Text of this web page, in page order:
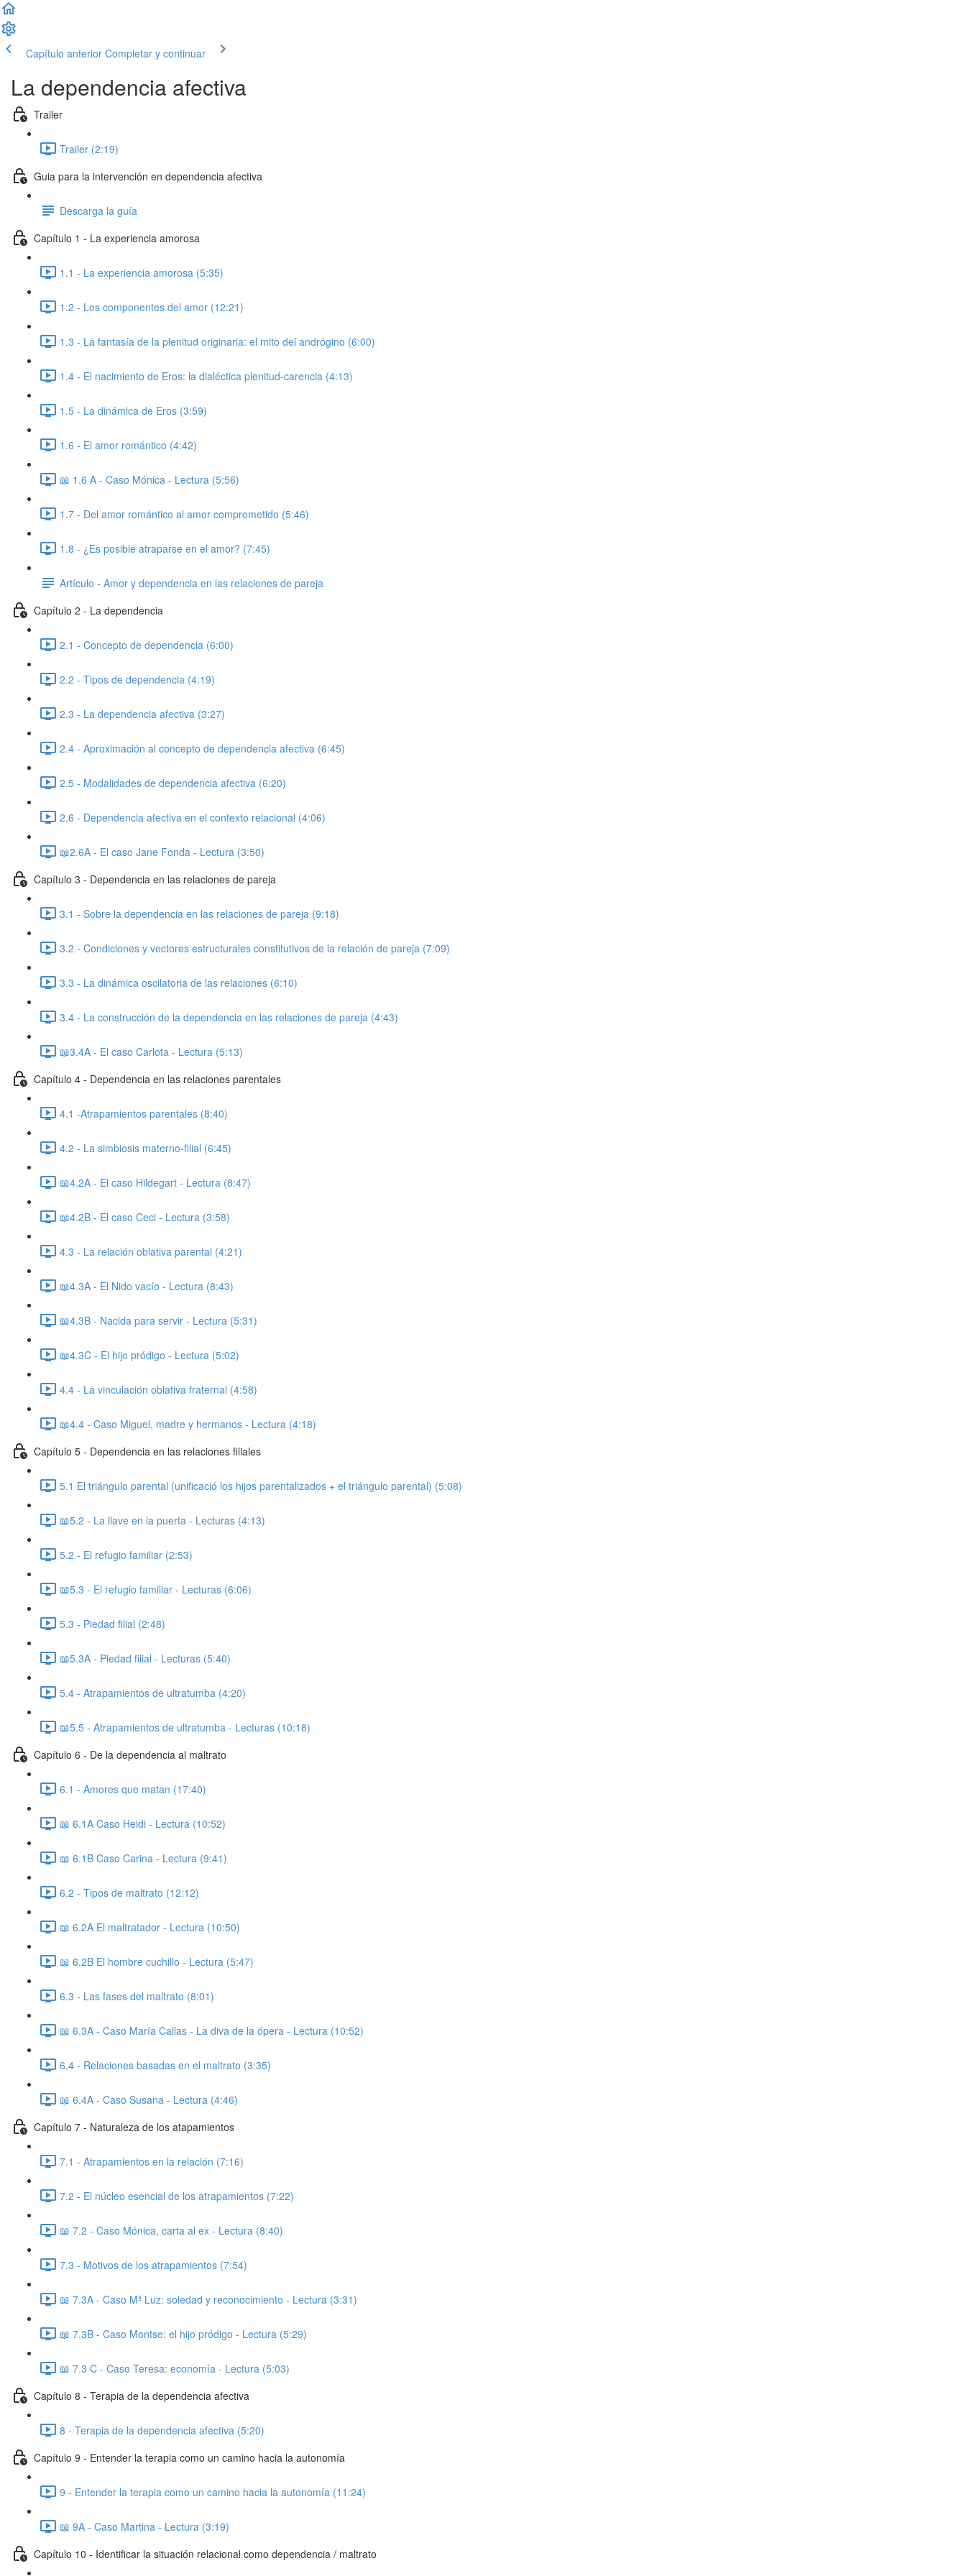
Capítulo anterior Completar y continuar
La dependencia afectiva
Trailer
Trailer (2:19)
Guia para la intervención en dependencia afectiva
Descarga la guía
Capítulo 1 - La experiencia amorosa
1.1 - La experiencia amorosa (5:35)
1.2 - Los componentes del amor (12:21)
1.3 - La fantasía de la plenitud originaria: el mito del andrógino (6:00)
1.4 - El nacimiento de Eros: la dialéctica plenitud-carencia (4:13)
1.5 - La dinámica de Eros (3:59)
1.6 - El amor romántico (4:42)
📖 1.6 A - Caso Mónica - Lectura (5:56)
1.7 - Del amor romántico al amor comprometido (5:46)
1.8 - ¿Es posible atraparse en el amor? (7:45)
Artículo - Amor y dependencia en las relaciones de pareja
Capítulo 2 - La dependencia
2.1 - Concepto de dependencia (6:00)
2.2 - Tipos de dependencia (4:19)
2.3 - La dependencia afectiva (3:27)
2.4 - Aproximación al concepto de dependencia afectiva (6:45)
2.5 - Modalidades de dependencia afectiva (6:20)
2.6 - Dependencia afectiva en el contexto relacional (4:06)
📖2.6A - El caso Jane Fonda - Lectura (3:50)
Capítulo 3 - Dependencia en las relaciones de pareja
3.1 - Sobre la dependencia en las relaciones de pareja (9:18)
3.2 - Condiciones y vectores estructurales constitutivos de la relación de pareja (7:09)
3.3 - La dinámica oscilatoria de las relaciones (6:10)
3.4 - La construcción de la dependencia en las relaciones de pareja (4:43)
📖3.4A - El caso Carlota - Lectura (5:13)
Capítulo 4 - Dependencia en las relaciones parentales
4.1 -Atrapamientos parentales (8:40)
4.2 - La simbiosis materno-filial (6:45)
📖4.2A - El caso Hildegart - Lectura (8:47)
📖4.2B - El caso Ceci - Lectura (3:58)
4.3 - La relación oblativa parental (4:21)
📖4.3A - El Nido vacío - Lectura (8:43)
📖4.3B - Nacida para servir - Lectura (5:31)
📖4.3C - El hijo pródigo - Lectura (5:02)
4.4 - La vinculación oblativa fraternal (4:58)
📖4.4 - Caso Miguel, madre y hermanos - Lectura (4:18)
Capítulo 5 - Dependencia en las relaciones filiales
5.1 El triángulo parental (unificació los hijos parentalizados + el triángulo parental) (5:08)
📖5.2 - La llave en la puerta - Lecturas (4:13)
5.2 - El refugio familiar (2:53)
📖5.3 - El refugio familiar - Lecturas (6:06)
5.3 - Piedad filial (2:48)
📖5.3A - Piedad filial - Lecturas (5:40)
5.4 - Atrapamientos de ultratumba (4:20)
📖5.5 - Atrapamientos de ultratumba - Lecturas (10:18)
Capítulo 6 - De la dependencia al maltrato
6.1 - Amores que matan (17:40)
📖 6.1A Caso Heidi - Lectura (10:52)
📖 6.1B Caso Carina - Lectura (9:41)
6.2 - Tipos de maltrato (12:12)
📖 6.2A El maltratador - Lectura (10:50)
📖 6.2B El hombre cuchillo - Lectura (5:47)
6.3 - Las fases del maltrato (8:01)
📖 6.3A - Caso María Callas - La diva de la ópera - Lectura (10:52)
6.4 - Relaciones basadas en el maltrato (3:35)
📖 6.4A - Caso Susana - Lectura (4:46)
Capítulo 7 - Naturaleza de los atapamientos
7.1 - Atrapamientos en la relación (7:16)
7.2 - El núcleo esencial de los atrapamientos (7:22)
📖 7.2 - Caso Mónica, carta al ex - Lectura (8:40)
7.3 - Motivos de los atrapamientos (7:54)
📖 7.3A - Caso Mª Luz: soledad y reconocimiento - Lectura (3:31)
📖 7.3B - Caso Montse: el hijo pródigo - Lectura (5:29)
📖 7.3 C - Caso Teresa: economía - Lectura (5:03)
Capítulo 8 - Terapia de la dependencia afectiva
8 - Terapia de la dependencia afectiva (5:20)
Capítulo 9 - Entender la terapia como un camino hacia la autonomía
9 - Entender la terapia como un camino hacia la autonomía (11:24)
📖 9A - Caso Martina - Lectura (3:19)
Capítulo 10 - Identificar la situación relacional como dependencia / maltrato